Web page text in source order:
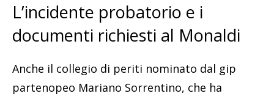
L’incidente probatorio e i
documenti richiesti al Monaldi
Anche il collegio di periti nominato dal gip
partenopeo Mariano Sorrentino, che ha